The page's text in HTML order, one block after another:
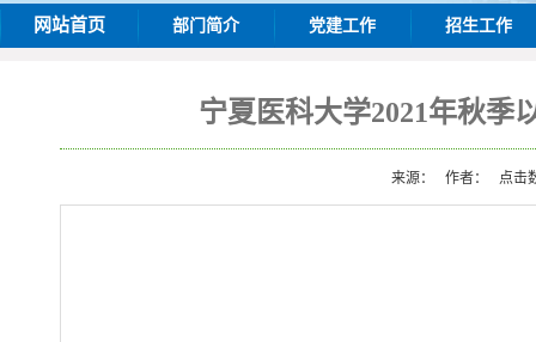
网站首页 部门简介 党建工作 招生工作
宁夏医科大学2021年秋季
来源： 作者： 点击